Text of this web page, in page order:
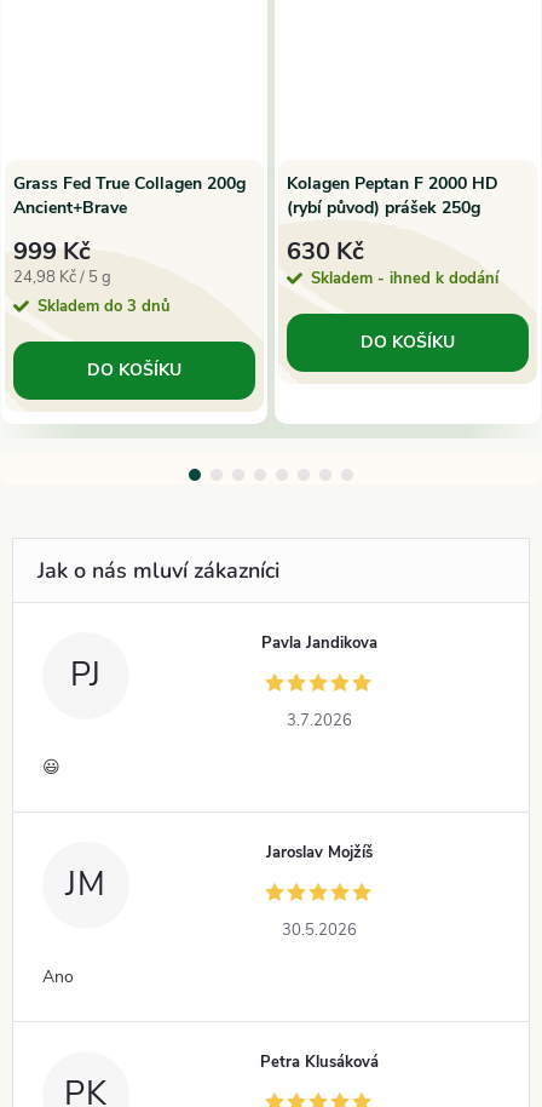
Grass Fed True Collagen 200g
Ancient+Brave
999 Kč
Měrná
cena:
24,98 Kč / 5 g
Skladem do 3 dnů
DO KOŠÍKU
Kolagen Peptan F 2000 HD
(rybí původ) prášek 250g
630 Kč
Skladem - ihned k dodání
DO KOŠÍKU
PJ
Pavla Jandikova
3.7.2026
😃
JM
Jaroslav Mojžíš
30.5.2026
Ano
PK
Petra Klusáková